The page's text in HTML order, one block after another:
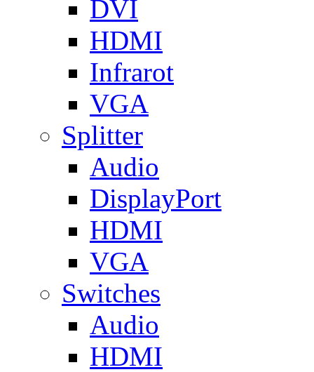
DVI
HDMI
Infrarot
VGA
Splitter
Audio
DisplayPort
HDMI
VGA
Switches
Audio
HDMI